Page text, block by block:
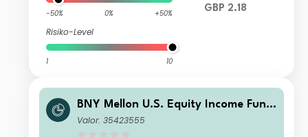
-50% 0% +50%
Risiko-Level
1 10
GBP 2.18
BNY Mellon U.S. Equity Income Fund
USD C Acc
Valor: 35423555